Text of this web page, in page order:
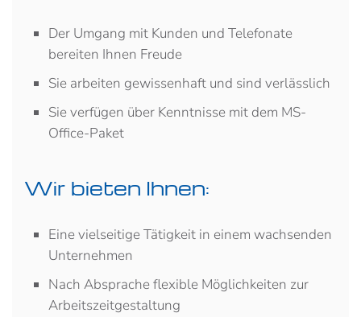
Der Umgang mit Kunden und Telefonate
bereiten Ihnen Freude
Sie arbeiten gewissenhaft und sind verlässlich
Sie verfügen über Kenntnisse mit dem MS-
Office-Paket
Wir bieten Ihnen:
Eine vielseitige Tätigkeit in einem wachsenden
Unternehmen
Nach Absprache flexible Möglichkeiten zur
Arbeitszeitgestaltung